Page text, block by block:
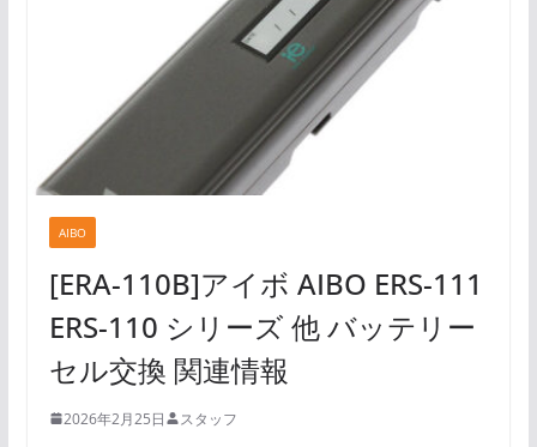
AIBO
[ERA-110B]アイボ AIBO ERS-111
ERS-110 シリーズ 他 バッテリー
セル交換 関連情報
2026年2月25日 スタッフ